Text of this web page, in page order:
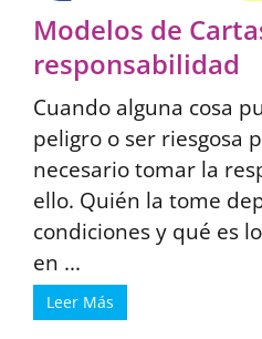
Modelos de
responsabilidad
Cuando alguna cosa
peligro o ser riesgosa
necesario tomar la
ello. Quién la tome
condiciones y qué es
en ...
Leer Más